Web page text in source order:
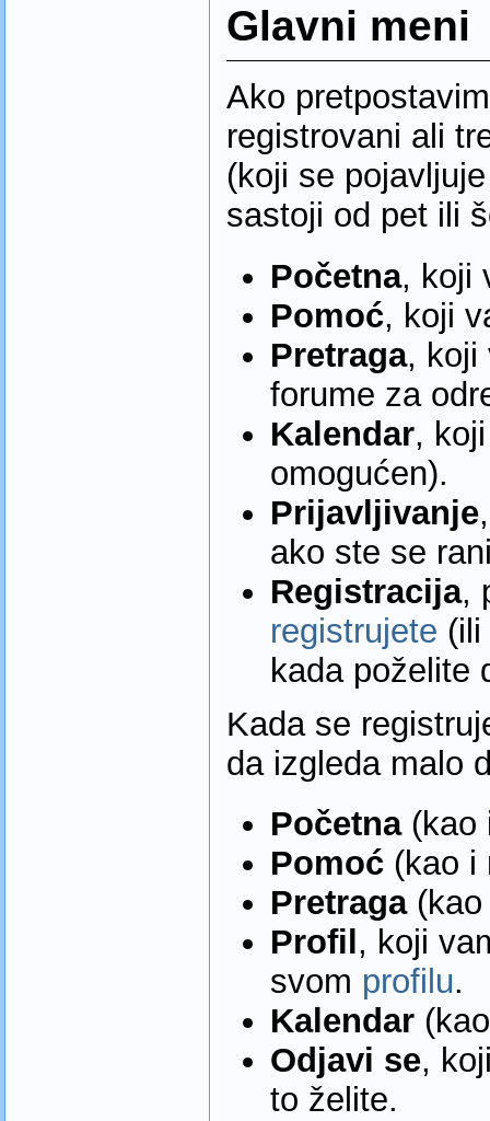
Glavni meni
Ako
registrovani ali
(koji se
sastoji od pet ili
Početna, koji
Pomoć, koji
Pretraga, koji
forume za
Kalendar,
omogućen).
Prijavljivanje
ako ste se
Registracija,
registrujete
kada poželite
Kada se
da izgleda malo
Početna(kao
Pomoć(kao i
Pretraga(kao
Profil , koji
svom profilu.
Kalendar
Odjavi se,
to želite.